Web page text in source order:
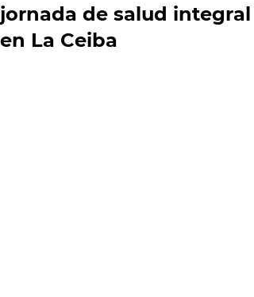
jornada de salud integral
en La Ceiba